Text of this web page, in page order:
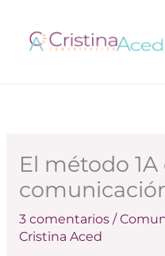
contenido
El método 1A
3 comentarios /
Cristina Aced